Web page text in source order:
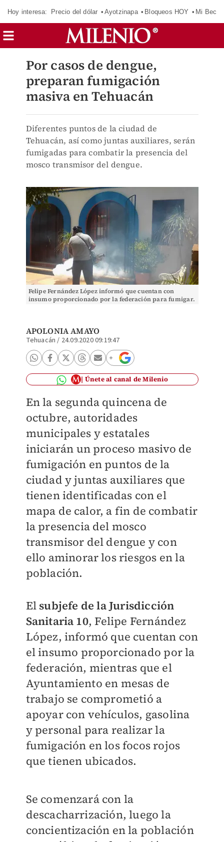
Hoy interesa: Precio del dólar Ayotzinapa Bloqueos HOY Mi Beca
Por casos de dengue,
preparan fumigación
masiva en Tehuacán
Diferentes puntos de la ciudad de
Tehuacán, así como juntas auxiliares, serán
fumigadas para combatir la presencia del
mosco transmisor del dengue.
Felipe Fernández López informó que cuentan con
insumo proporcionado por la federación para fumigar.
APOLONIA AMAYO
Tehuacán / 24.09.2020 09:19:47
Únete al canal de Milenio
En la segunda quincena de
octubre, autoridades
municipales y estatales
iniciarán un proceso masivo de
fumigación en puntos de la
ciudad y juntas auxiliares que
tienen identificadas con el
mapa de calor, a fin de combatir
la presencia del mosco
transmisor del dengue y con
ello aminorar los riesgos en la
población.
El subjefe de la Jurisdicción
Sanitaria 10, Felipe Fernández
López, informó que cuentan con
el insumo proporcionado por la
federación, mientras que el
Ayuntamiento en mesas de
trabajo se comprometió a
apoyar con vehículos, gasolina
y personal para realizar la
fumigación en los focos rojos
que tienen ubicados.
Se comenzará con la
descacharrización, luego la
concientización en la población